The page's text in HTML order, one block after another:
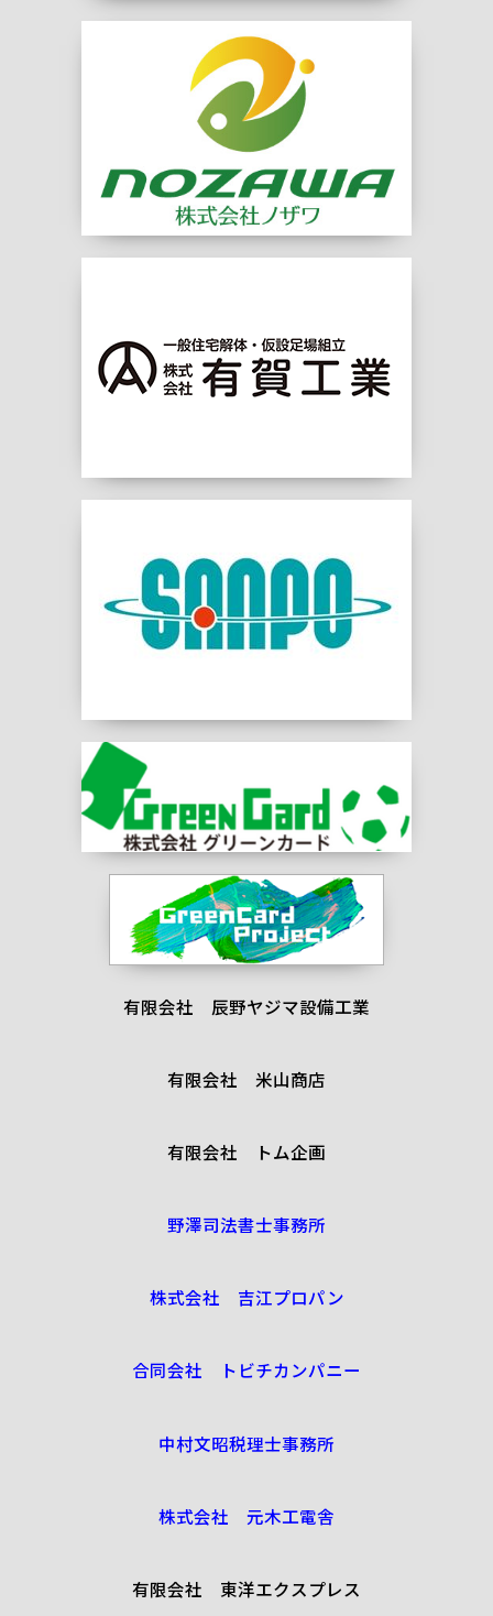
有限会社 辰野ヤジマ設備工業
有限会社 米山商店
有限会社 トム企画
野澤司法書士事務所
株式会社 吉江プロパン
合同会社 トビチカンパニー
中村文昭税理士事務所
株式会社 元木工電舎
有限会社 東洋エクスプレス